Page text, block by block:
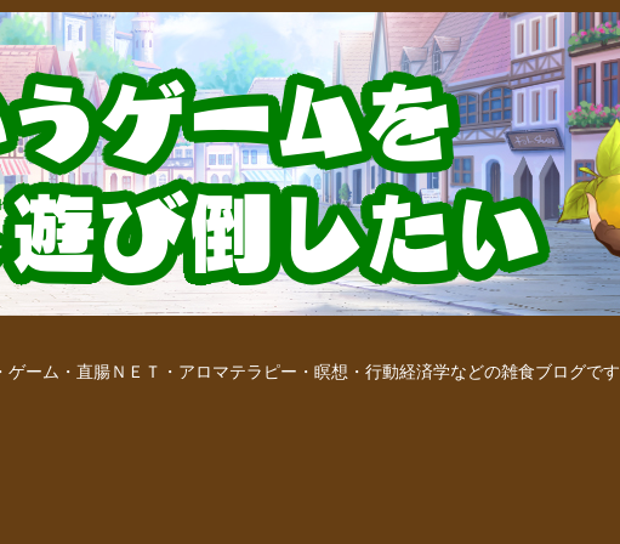
ゲーム・直腸ＮＥＴ・アロマテラピー・瞑想・行動経済学などの雑食ブログです